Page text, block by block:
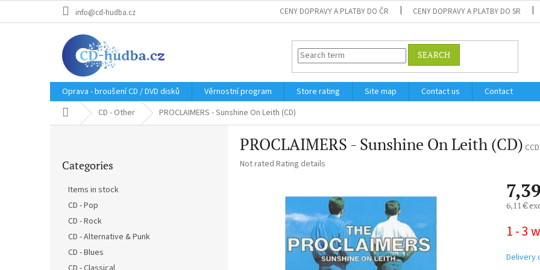
info@cd-hudba.cz CENY DOPRAVY A PLATBY DO ČR CENY DOPRAVY A PLATBY DO SR
SEARCH
Oprava - broušení CD / DVD disků Věrnostní program Store rating Site map Contact us
Contact
Home CD - Other PROCLAIMERS - Sunshine On Leith (CD)
categories
Categories
Items in stock
CD - Pop
CD - Rock
CD - Alternative & Punk
CD - Blues
PROCLAIMERS - Sunshine On Leith (CD)
The
Not rated Rating details
6,11 €
price:
1 - 3
Delivery